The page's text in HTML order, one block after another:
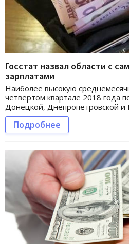
Госстат назвал области с
зарплатами
Наиболее высокую
четвертом квартале 2018 года
Донецкой, Днепропетровской и
Подробнее